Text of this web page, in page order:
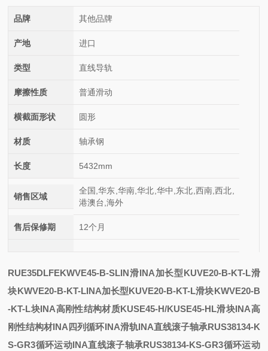
品牌 其他品牌
产地 进口
类型 直线导轨
摩擦性质 普通滑动
横截面形状 圆形
材质 轴承钢
长度 5432mm
销售区域
全国,华东,华南,华北,华中,东北,西南,西北,
港澳台,海外
售后保修期 12个月
RUE35DLFEKWVE45-B-SLIN滑INA加长型KUVE20-B-KT-L滑
块KWVE20-B-KT-LINA加长型KUVE20-B-KT-L滑块KWVE20-B
-KT-L块INA高刚性结构材质KUSE45-H/KUSE45-HL滑块INA高
刚性结构材INA四列循环INA滑轨INA直线滚子轴承RUS38134-K
S-GR3循环运动INA直线滚子轴承RUS38134-KS-GR3循环运动